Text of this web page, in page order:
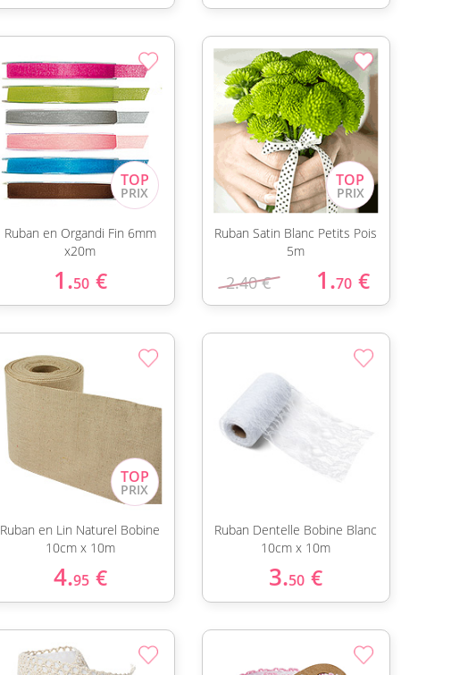
Ruban en Organdi Fin 6mm
x20m
1.50 €
Ruban Satin Blanc Petits Pois
5m
2.40 € 1.70 €
Ruban en Lin Naturel Bobine
10cm x 10m
4.95 €
Ruban Dentelle Bobine Blanc
10cm x 10m
3.50 €